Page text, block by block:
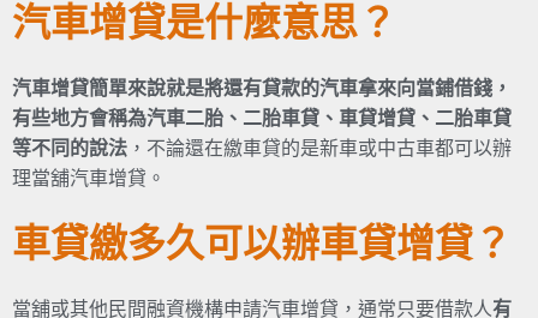
汽車增貸是什麼意思？
汽車增貸簡單來說就是將還有貸款的汽車拿來向當鋪借錢，
有些地方會稱為汽車二胎、 二胎車貸、 車貸增貸、二胎車貸
等不同的說法 ，不論還在繳車貸的是新車或中古車都可以辦
理當舖汽車增貸。
車貸繳多久可以辦車貸增貸？
當舖或其他民間融資機構申請汽車增貸，通常只要借款人有